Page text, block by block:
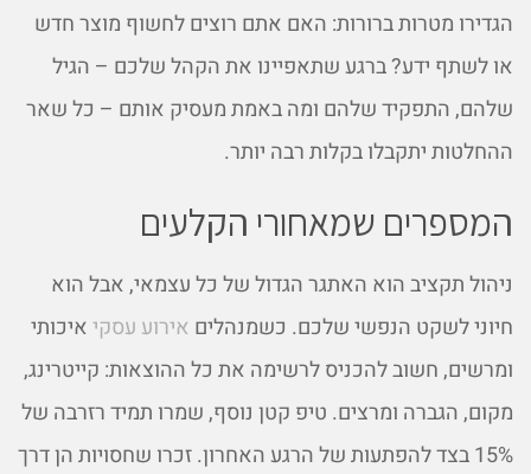
הגדירו מטרות ברורות: האם אתם רוצים לחשוף מוצר חדש
או לשתף ידע? ברגע שתאפיינו את הקהל שלכם – הגיל
שלהם, התפקיד שלהם ומה באמת מעסיק אותם – כל שאר
ההחלטות יתקבלו בקלות רבה יותר.
המספרים שמאחורי הקלעים
ניהול תקציב הוא האתגר הגדול של כל עצמאי, אבל הוא
חיוני לשקט הנפשי שלכם. כשמנהלים אירוע עסקיאיכותי
ומרשים, חשוב להכניס לרשימה את כל ההוצאות: קייטרינג,
מקום, הגברה ומרצים. טיפ קטן נוסף, שמרו תמיד רזרבה של
15% בצד להפתעות של הרגע האחרון. זכרו שחסויות הן דרך